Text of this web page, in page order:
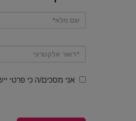
אני מסכים/ה כי פרטי